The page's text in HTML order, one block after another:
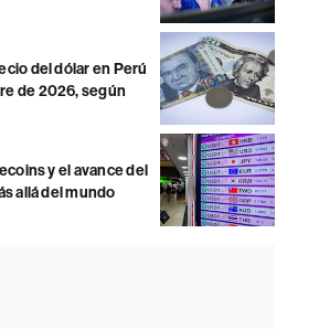
del dólar en Perú
de 2026, según
y el avance del
allá del mundo